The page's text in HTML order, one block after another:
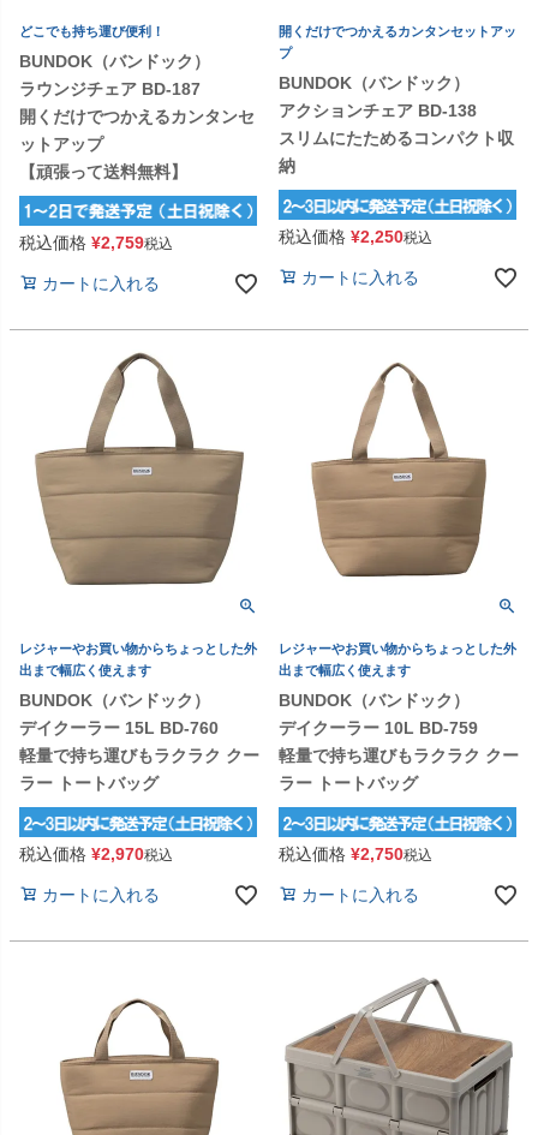
どこでも持ち運び便利！
BUNDOK（バンドック）
ラウンジチェア BD-187
開くだけでつかえるカンタンセ
ットアップ
【頑張って送料無料】
税込価格 ¥2,759税込
カートに入れる
開くだけでつかえるカンタンセットアッ
プ
BUNDOK（バンドック）
アクションチェア BD-138
スリムにたためるコンパクト収
納
税込価格 ¥2,250税込
カートに入れる
レジャーやお買い物からちょっとした外
出まで幅広く使えます
BUNDOK（バンドック）
デイクーラー 15L BD-760
軽量で持ち運びもラクラク クー
ラー トートバッグ
税込価格 ¥2,970税込
カートに入れる
レジャーやお買い物からちょっとした外
出まで幅広く使えます
BUNDOK（バンドック）
デイクーラー 10L BD-759
軽量で持ち運びもラクラク クー
ラー トートバッグ
税込価格 ¥2,750税込
カートに入れる